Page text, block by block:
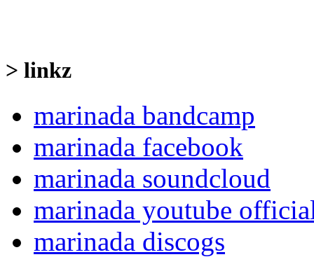
> linkz
marinada bandcamp
marinada facebook
marinada soundcloud
marinada youtube
marinada discogs